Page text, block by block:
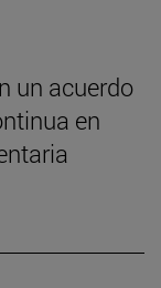
un acuerdo
en